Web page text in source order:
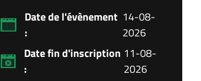
Date de l'évènement
:
14-08-
2026
Date fin d'inscription
:
11-08-
2026